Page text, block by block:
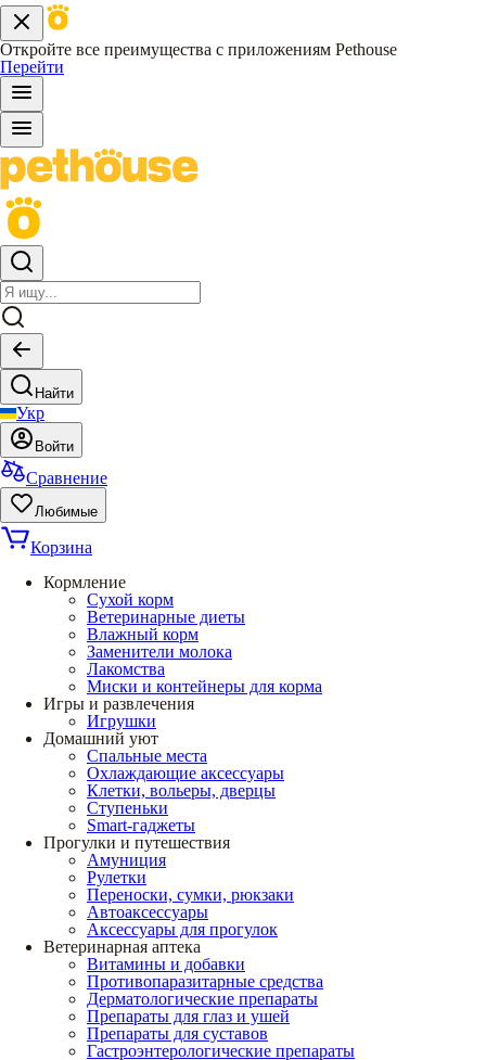
Откройте все преимущества с приложениям Pethouse
Перейти
Найти
Укр
Войти
Сравнение
Любимые
Корзина
Кормление
Сухой корм
Ветеринарные диеты
Влажный корм
Заменители молока
Лакомства
Миски и контейнеры для корма
Игры и развлечения
Игрушки
Домашний уют
Спальные места
Охлаждающие аксессуары
Клетки, вольеры, дверцы
Ступеньки
Smart-гаджеты
Прогулки и путешествия
Амуниция
Рулетки
Переноски, сумки, рюкзаки
Автоаксессуары
Аксессуары для прогулок
Ветеринарная аптека
Витамины и добавки
Противопаразитарные средства
Дерматологические препараты
Препараты для глаз и ушей
Препараты для суставов
Гастроэнтерологические препараты